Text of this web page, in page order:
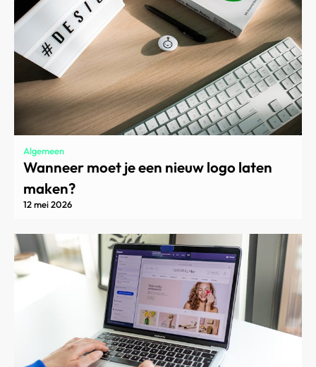
Algemeen
Wanneer moet je een nieuw logo laten
maken?
12 mei 2026